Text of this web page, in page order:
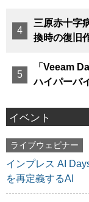
三原赤十字
換時の復旧
「Veeam
ハイパーバ
イベント
ライブウェビナー
インプレス AI
を再定義するAI